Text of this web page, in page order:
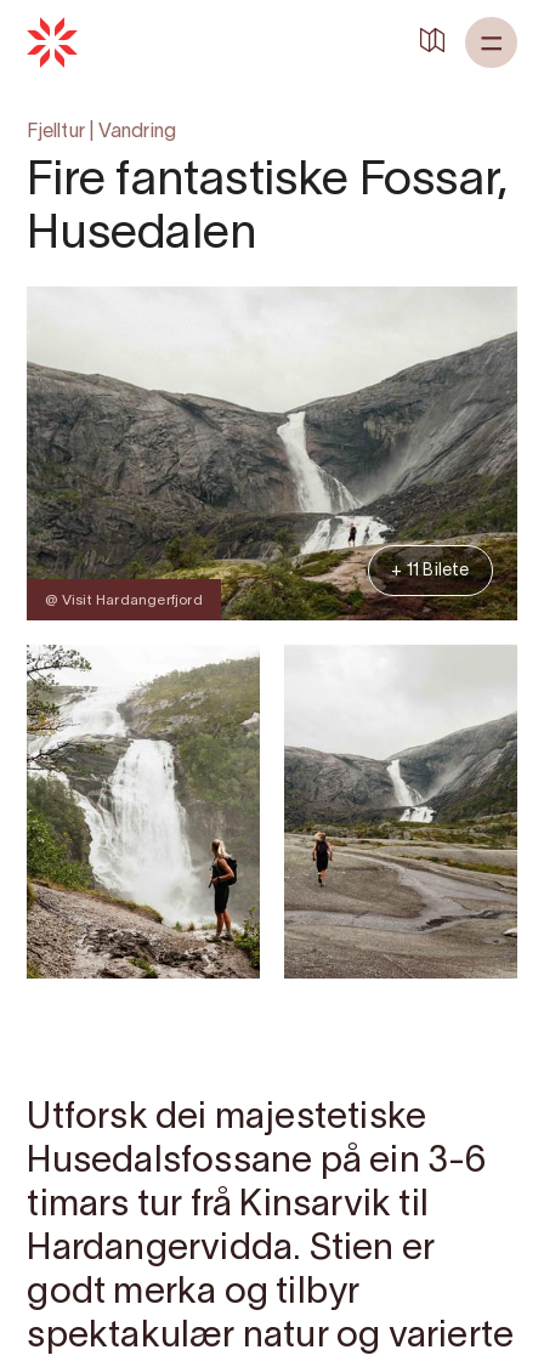
Fjelltur Vandring
Fire fantastiske Fossar,
Husedalen
@ Visit Hardangerfjord
+ 11 Bilete
Utforsk dei majestetiske
Husedalsfossane på ein 3-6
timars tur frå Kinsarvik til
Hardangervidda. Stien er
godt merka og tilbyr
spektakulær natur og varierte